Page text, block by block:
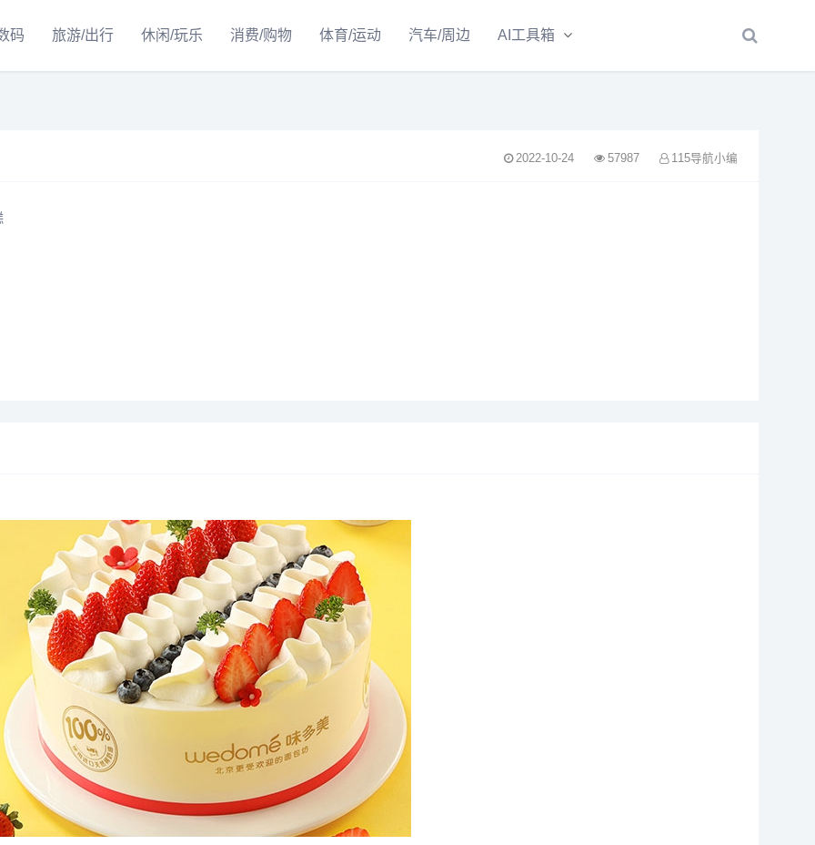
码 旅游/出行 休闲/玩乐 消费/购物 体育/运动 汽车/周边 AI工具箱
2022-10-24 57987 115导航小编